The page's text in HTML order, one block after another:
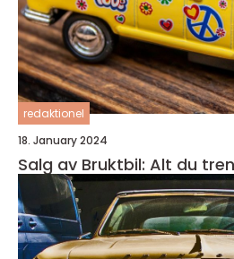
redaktionel
18. January 2024
Salg av Bruktbil: Alt du